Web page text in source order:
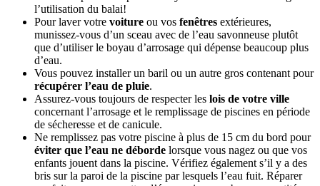
l’utilisation du balai!
Pour laver votre voiture ou vos fenêtres extérieures,
munissez-vous d’un sceau avec de l’eau savonneuse plutôt
que d’utiliser le boyau d’arrosage qui dépense beaucoup plus
d’eau.
Vous pouvez installer un baril ou un autre gros contenant pour
récupérer l’eau de pluie.
Assurez-vous toujours de respecter les lois de votre ville
concernant l’arrosage et le remplissage de piscines en période
de sécheresse et de canicule.
Ne remplissez pas votre piscine à plus de 15 cm du bord pour
éviter que l’eau ne déborde lorsque vous nagez ou que vos
enfants jouent dans la piscine. Vérifiez également s’il y a des
bris sur la paroi de la piscine par lesquels l’eau fuit. Réparer